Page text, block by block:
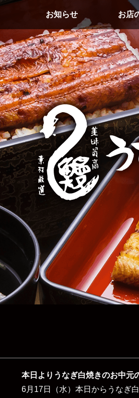
お知らせ お店
本日よりうなぎ白焼きのお中元
6月17日（水）本日からうなぎ